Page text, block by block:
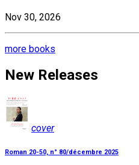
Nov 30, 2026
more books
New Releases
cover
Roman 20-50, n° 80/décembre 2025